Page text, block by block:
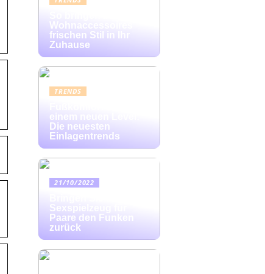
Wohnaccessoires
frischen Stil in Ihr
Zuhause
TRENDS
einem neuen Level:
Die neuesten
Einlagentrends
21/10/2022
Sexspielzeug für
Paare den Funken
zurück